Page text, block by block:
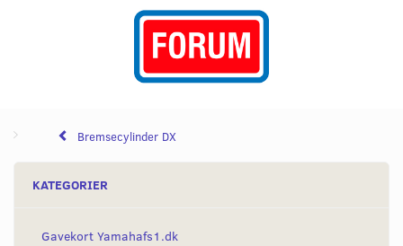
Bremsecylinder DX
KATEGORIER
Gavekort Yamahafs1.dk